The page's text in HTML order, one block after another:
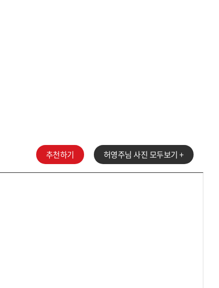
추천하기 허영주님 사진 모두보기 +